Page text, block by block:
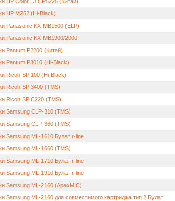
HP M252 (Hi-Black)
Panasonic KX-MB1500 (ELP)
Panasonic KX-MB1900/2000
Pantum P2200 (Китай)
Pantum P3010 (Hi-Black)
Ricoh SP 100 (Hi-Black)
Ricoh SP 3400 (TMS)
Ricoh SP C220 (TMS)
Samsung CLP-310 (TMS)
Samsung CLP-360 (TMS)
Samsung ML-1610 Булат r-line
Samsung ML-1660 (TMS)
Samsung ML-1710 Булат r-line
Samsung ML-1910 Булат r-line
Samsung ML-2160 (ApexMIC)
Samsung ML-2160 для совместимого картриджа тип 2 Булат